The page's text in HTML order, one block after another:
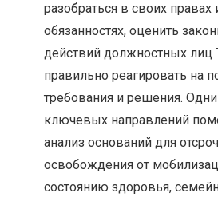
разобраться в своих правах
обязанностях, оценить
действий должностных лиц
правильно реагировать на
требования и решения.
ключевых направлений
анализ оснований для
освобождения от
состоянию здоровья,